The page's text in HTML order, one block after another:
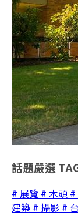
話題嚴選
# 展覽 # 木頭 #
建築 # 攝影 #